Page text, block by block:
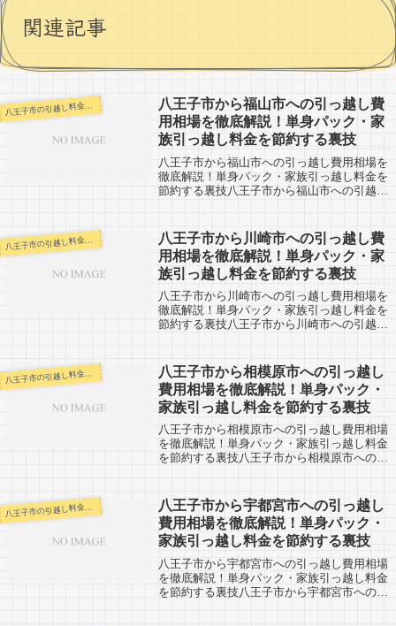
関連記事
八王子市の引越し料金・代金相場・見積り情報
八王子市から福山市への引っ越し費
用相場を徹底解説！単身パック・家
族引っ越し料金を節約する裏技
八王子市から福山市への引っ越し費用相場を
徹底解説！単身パック・家族引っ越し料金を
節約する裏技八王子市から福山市への引越し
す。八王子市から広島県の福山市までは約
71...
八王子市の引越し料金・代金相場・見積り情報
八王子市から川崎市への引っ越し費
用相場を徹底解説！単身パック・家
族引っ越し料金を節約する裏技
八王子市から川崎市への引っ越し費用相場を
徹底解説！単身パック・家族引っ越し料金を
節約する裏技八王子市から川崎市への引越し
す。川崎市から八王子市間は約50km。や
や...
八王子市の引越し料金・代金相場・見積り情報
八王子市から相模原市への引っ越し
費用相場を徹底解説！単身パック・
家族引っ越し料金を節約する裏技
八王子市から相模原市への引っ越し費用相場
を徹底解説！単身パック・家族引っ越し料金
を節約する裏技八王子市から相模原市への引
います。相模原市まではすぐ近くです。片
道...
八王子市の引越し料金・代金相場・見積り情報
八王子市から宇都宮市への引っ越し
費用相場を徹底解説！単身パック・
家族引っ越し料金を節約する裏技
八王子市から宇都宮市への引っ越し費用相場
を徹底解説！単身パック・家族引っ越し料金
を節約する裏技八王子市から宇都宮市への引